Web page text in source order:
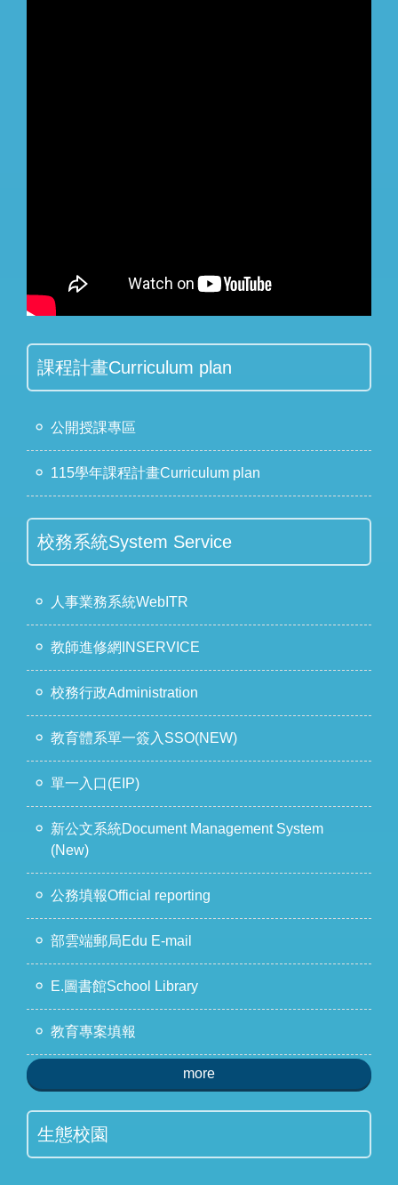
課程計畫Curriculum plan
公開授課專區
115學年課程計畫Curriculum plan
校務系統System Service
人事業務系統WebITR
教師進修網INSERVICE
校務行政Administration
教育體系單一簽入SSO(NEW)
單一入口(EIP)
新公文系統Document Management System
(New)
公務填報Official reporting
部雲端郵局Edu E-mail
E.圖書館School Library
教育專案填報
more
生態校園